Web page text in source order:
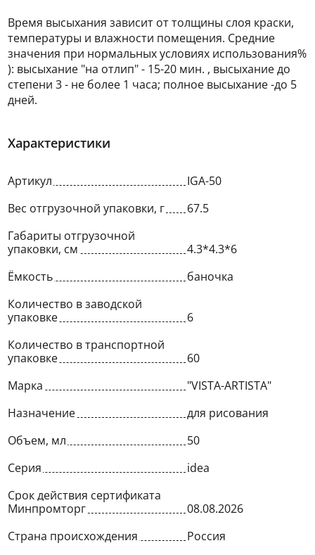
Время высыхания зависит от толщины слоя краски,
температуры и влажности помещения. Средние
значения при нормальных условиях использования%
): высыхание "на отлип" - 15-20 мин. , высыхание до
степени 3 - не более 1 часа; полное высыхание -до 5
дней.
Характеристики
Артикул
IGA-50
Вес отгрузочной упаковки, г
67.5
Габариты отгрузочной
упаковки, см
4.3*4.3*6
Ёмкость
баночка
Количество в заводской
упаковке
6
Количество в транспортной
упаковке
60
Марка
"VISTA-ARTISTA"
Назначение
для рисования
Объем, мл
50
Серия
idea
Срок действия сертификата
Минпромторг
08.08.2026
Страна происхождения
Россия